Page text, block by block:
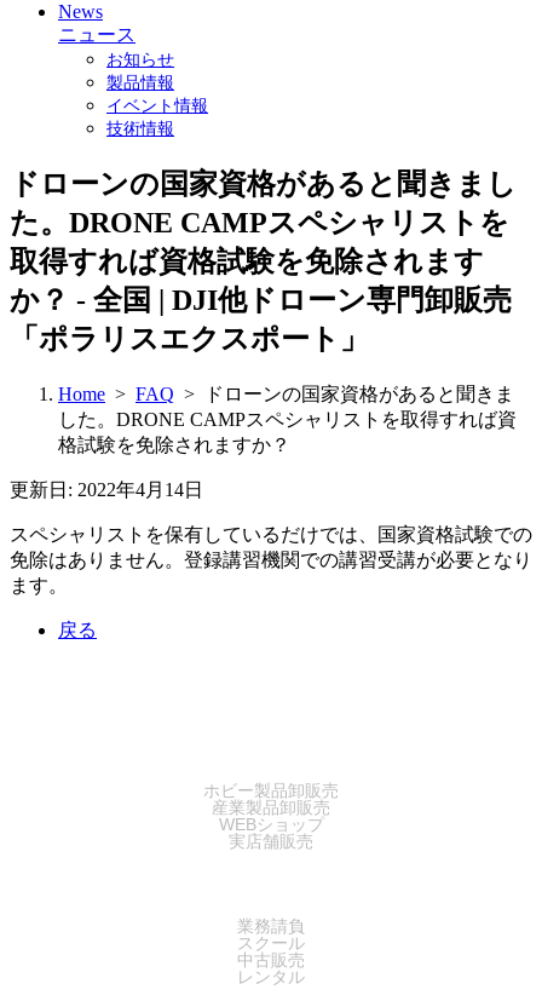
News
ニュース
お知らせ
製品情報
イベント情報
技術情報
ドローンの国家資格があると聞きまし
た。DRONE CAMPスペシャリストを
取得すれば資格試験を免除されます
か？ - 全国 | DJI他ドローン専門卸販売
「ポラリスエクスポート」
Home > FAQ > ドローンの国家資格があると聞きま
した。DRONE CAMPスペシャリストを取得すれば資
格試験を免除されますか？
更新日: 2022年4月14日
スペシャリストを保有しているだけでは、国家資格試験での
免除はありません。登録講習機関での講習受講が必要となり
ます。
戻る
ホビー製品卸販売
産業製品卸販売
WEBショップ
実店舗販売
業務請負
スクール
中古販売
レンタル